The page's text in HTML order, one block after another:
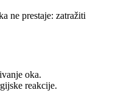
ne prestaje: zatražiti
oka.
reakcije.